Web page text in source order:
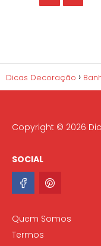
Dicas Decoração
Copyright © 2026
SOCIAL
Quem Somos
Termos